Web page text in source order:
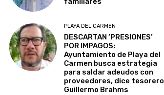
PLAYA DEL CARMEN
DESCARTAN ‘PRESIONES’
POR IMPAGOS:
Ayuntamiento de Playa del
Carmen busca estrategia
para saldar adeudos con
proveedores, dice tesorero
Guillermo Brahms